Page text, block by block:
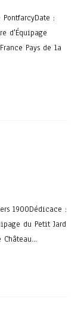
:
d'Équipage
Pays de la
1900Dédicace :
du Petit Jard
Château…